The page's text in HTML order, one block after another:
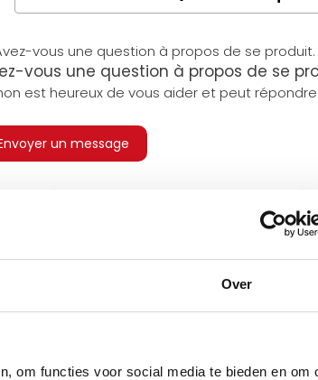
Over
om functies voor social media te bieden en om
vous une question à propos de se
est heureux de vous aider et peut
un message
Pas
Nous sommes ouverts 6 jours par